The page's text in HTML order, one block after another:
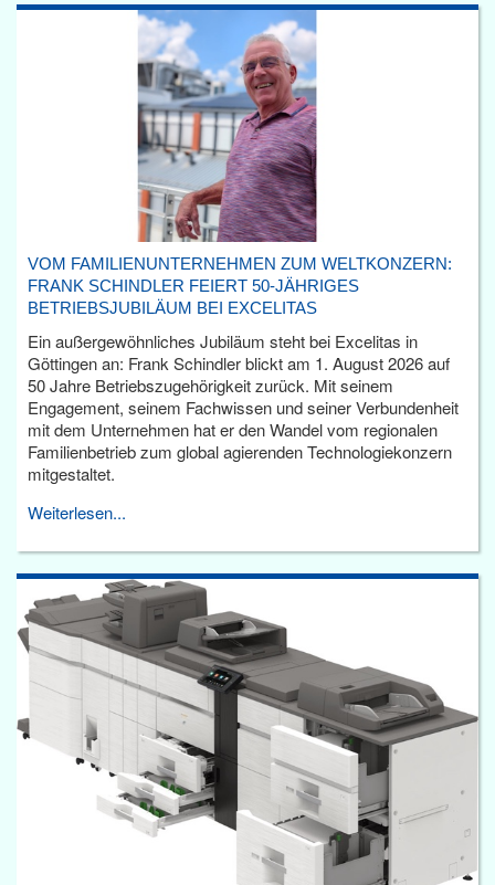
VOM FAMILIENUNTERNEHMEN ZUM WELTKONZERN:
FRANK SCHINDLER FEIERT 50-JÄHRIGES
BETRIEBSJUBILÄUM BEI EXCELITAS
Ein außergewöhnliches Jubiläum steht bei Excelitas in
Göttingen an: Frank Schindler blickt am 1. August 2026 auf
50 Jahre Betriebszugehörigkeit zurück. Mit seinem
Engagement, seinem Fachwissen und seiner Verbundenheit
mit dem Unternehmen hat er den Wandel vom regionalen
Familienbetrieb zum global agierenden Technologiekonzern
mitgestaltet.
Weiterlesen...